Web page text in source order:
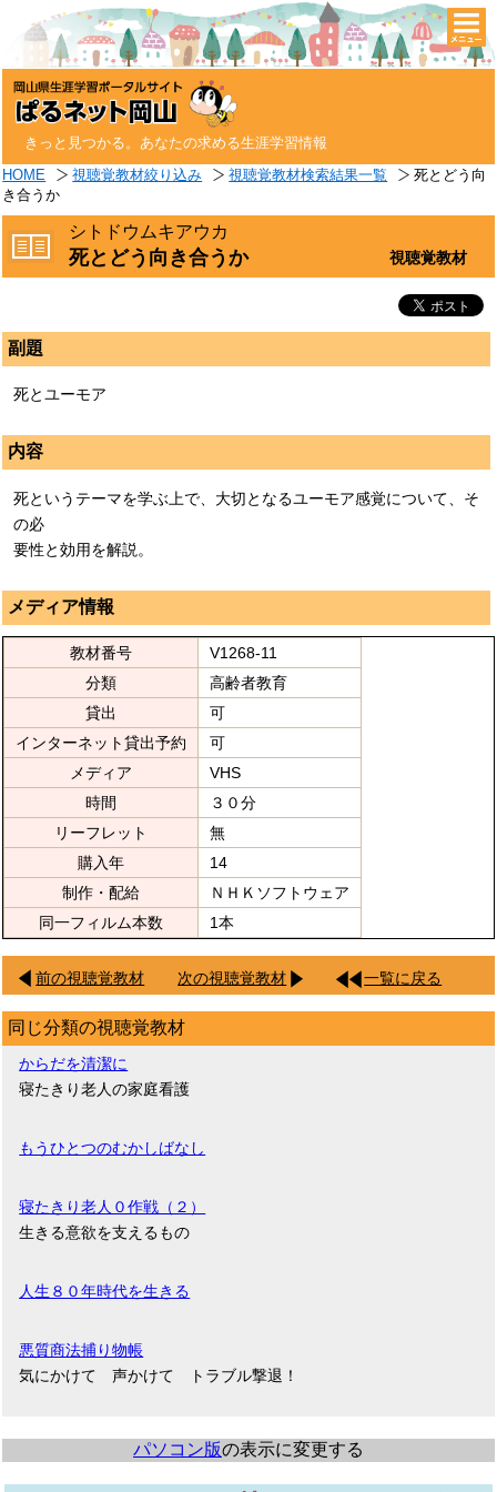
きっと見つかる。あなたの求める生涯学習情報
HOME 視聴覚教材絞り込み 視聴覚教材検索結果一覧
死とどう向
き合うか
シトドウムキアウカ
死とどう向き合うか 視聴覚教材
副題
死とユーモア
内容
死というテーマを学ぶ上で、大切となるユーモア感覚について、そ
の必
要性と効用を解説。
メディア情報
教材番号
V1268-11
分類
高齢者教育
貸出
可
インターネット貸出予約
可
メディア
VHS
時間
３０分
リーフレット
無
購入年
14
制作・配給
ＮＨＫソフトウェア
同一フィルム本数
1本
前の視聴覚教材 次の視聴覚教材 一覧に戻る
同じ分類の視聴覚教材
からだを清潔に
寝たきり老人の家庭看護
もうひとつのむかしばなし
寝たきり老人０作戦（２）
生きる意欲を支えるもの
人生８０年時代を生きる
悪質商法捕り物帳
気にかけて 声かけて トラブル撃退！
パソコン版の表示に変更する